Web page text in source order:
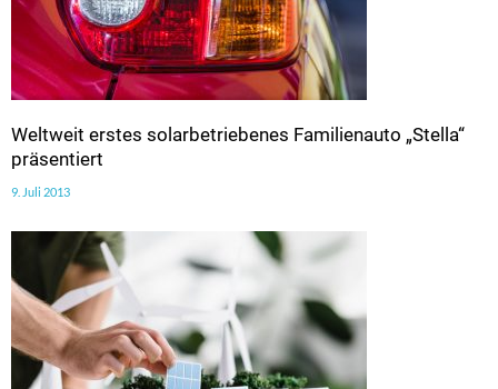
Weltweit erstes solarbetriebenes Familienauto „Stella“
präsentiert
9. Juli 2013